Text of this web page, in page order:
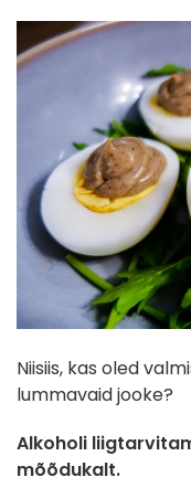
Niisiis, kas oled
lummavaid jooke?
Alkoholi
mõõdukalt.